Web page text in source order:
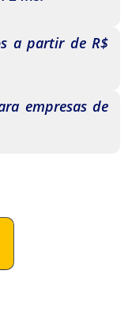
a partir de R$
empresas de